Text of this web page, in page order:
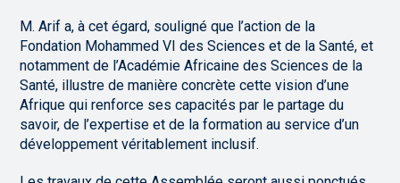
M. Arif a, à cet égard, souligné que l’action de la
Fondation Mohammed VI des Sciences et de la Santé, et
notamment de l’Académie Africaine des Sciences de la
Santé, illustre de manière concrète cette vision d’une
Afrique qui renforce ses capacités par le partage du
savoir, de l’expertise et de la formation au service d’un
développement véritablement inclusif.